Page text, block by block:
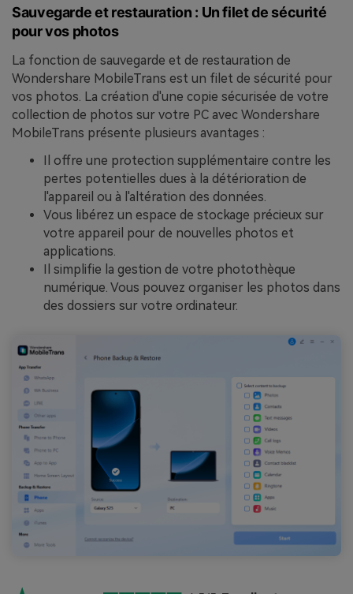
Sauvegarde et restauration : Un filet de sécurité
pour vos photos
La fonction de sauvegarde et de restauration de
Wondershare MobileTrans est un filet de sécurité pour
vos photos. La création d'une copie sécurisée de votre
collection de photos sur votre PC avec Wondershare
MobileTrans présente plusieurs avantages :
Il offre une protection supplémentaire contre les
pertes potentielles dues à la détérioration de
l'appareil ou à l'altération des données.
Vous libérez un espace de stockage précieux sur
votre appareil pour de nouvelles photos et
applications.
Il simplifie la gestion de votre photothèque
numérique. Vous pouvez organiser les photos dans
des dossiers sur votre ordinateur.